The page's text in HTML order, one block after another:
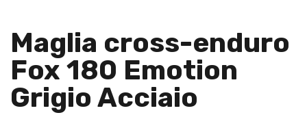
Maglia cross-enduro
Fox 180 Emotion
Grigio Acciaio